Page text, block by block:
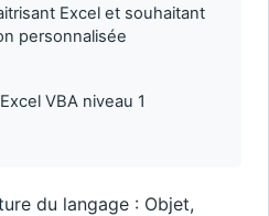
Excel et souhaitant
personnalisée
VBA niveau 1
du langage : Objet,